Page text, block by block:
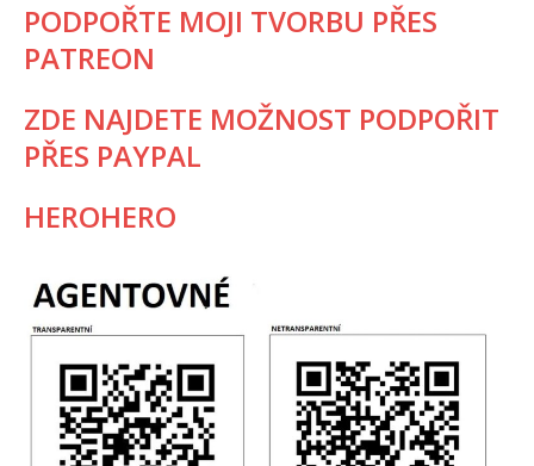
PODPOŘTE MOJI TVORBU PŘES
PATREON
ZDE NAJDETE MOŽNOST PODPOŘIT
PŘES PAYPAL
HEROHERO